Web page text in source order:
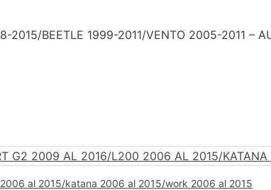
2015/BEETLE 1999-2011/VENTO 2005-2011 –
al 2015/katana 2006 al 2015/work 2006 al 2015